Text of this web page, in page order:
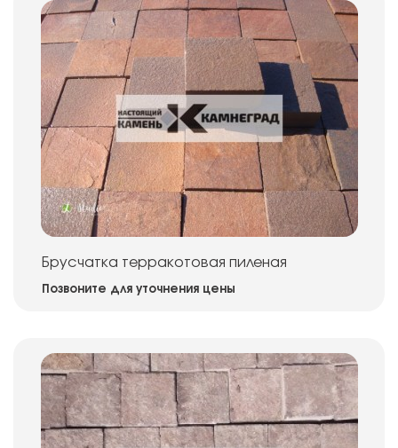
Брусчатка терракотовая пиленая
Позвоните для уточнения цены